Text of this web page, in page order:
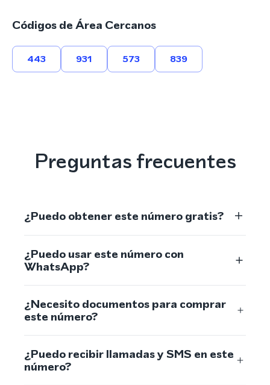
Códigos de Área Cercanos
443 931 573 839
Preguntas frecuentes
¿Puedo obtener este número gratis?
¿Puedo usar este número con
WhatsApp?
¿Necesito documentos para comprar
este número?
¿Puedo recibir llamadas y SMS en este
número?